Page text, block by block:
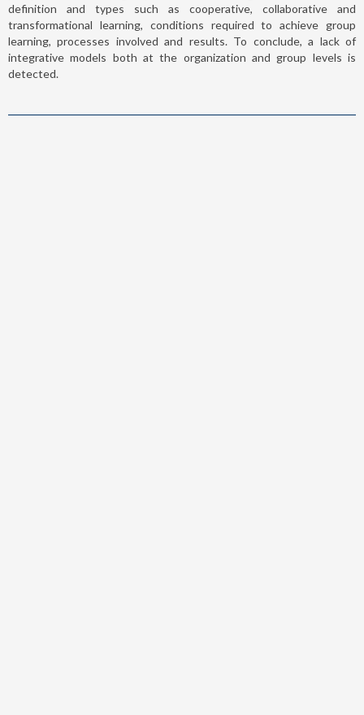
definition and types such as cooperative, collaborative and
transformational learning, conditions required to achieve group
learning, processes involved and results. To conclude, a lack of
integrative models both at the organization and group levels is
detected.